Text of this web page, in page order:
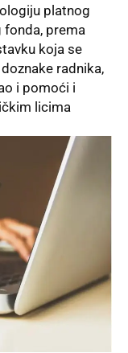
platnog
prema
koja se
radnika,
i pomoći i
licima